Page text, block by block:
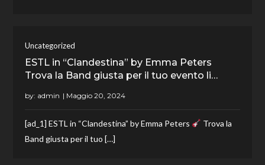
Uncategorized
ESTL in “Clandestina” by Emma Peters
Trova la Band giusta per il tuo evento li…
by: admin
[ad_1] ESTL in “Clandestina” by Emma Peters
Trova la
Band giusta per il tuo […]